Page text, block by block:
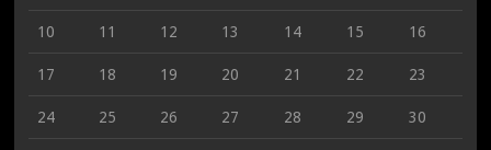
10 11 12 13 14 15 16
17 18 19 20 21 22 23
24 25 26 27 28 29 30